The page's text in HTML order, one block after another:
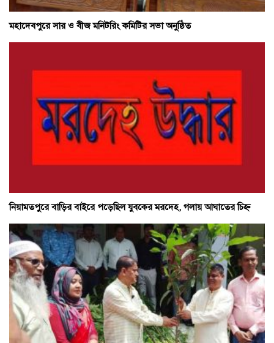
মহাদেবপুরে সার ও বীজ মনিটরিং কমিটির সভা অনুষ্ঠিত
নিয়ামতপুরে বাড়ির বাইরে পড়েছিল যুবকের মরদেহ, গলায় আঘাতের চিহ্ন